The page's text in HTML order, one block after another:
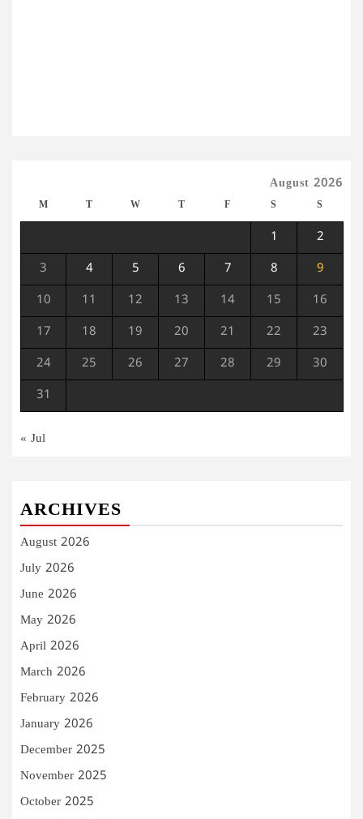
August 2026
M T W T F S S
1 2
3 4 5 6 7 8 9
10 11 12 13 14 15 16
17 18 19 20 21 22 23
24 25 26 27 28 29 30
31
« Jul
ARCHIVES
August 2026
July 2026
June 2026
May 2026
April 2026
March 2026
February 2026
January 2026
December 2025
November 2025
October 2025